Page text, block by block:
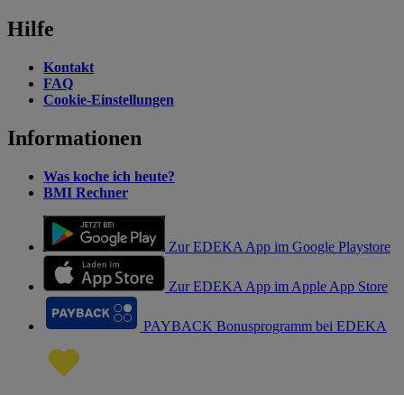
Hilfe
Kontakt
FAQ
Cookie-Einstellungen
Informationen
Was koche ich heute?
BMI Rechner
Zur EDEKA App im Google Playstore
Zur EDEKA App im Apple App Store
PAYBACK Bonusprogramm bei EDEKA